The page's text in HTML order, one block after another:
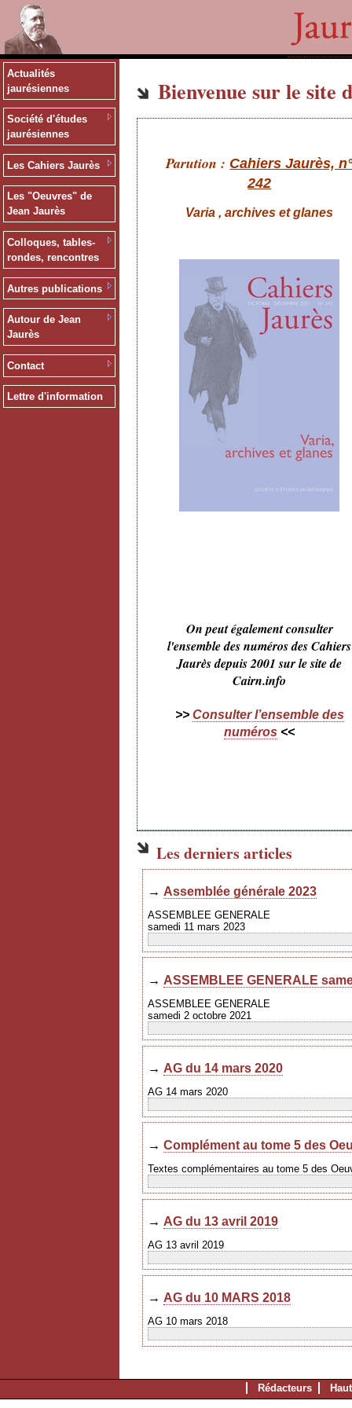
Actualités
jaurésiennes
Société d'études
jaurésiennes
Les Cahiers Jaurès
Les "Oeuvres" de
Jean Jaurès
Colloques, tables-
rondes, rencontres
Autres publications
Autour de Jean
Jaurès
Contact
Lettre d'information
Bienvenue sur le site
Parution : Cahiers Jaurès,
242
Varia , archives et glanes
On peut également consulter
l'ensemble des numéros des Cahiers
Jaurès depuis 2001 sur le site de
Cairn.info
>> Consulter l’ensemble des
numéros <<
Les derniers articles
→ Assemblée générale 2023
ASSEMBLEE GENERALE
samedi 11 mars 2023
→ ASSEMBLEE GENERALE
ASSEMBLEE GENERALE
samedi 2 octobre 2021
→ AG du 14 mars 2020
AG 14 mars 2020
→ Complément au tome 5 des
Textes complémentaires au tome 5 des
→ AG du 13 avril 2019
AG 13 avril 2019
→ AG du 10 MARS 2018
AG 10 mars 2018
Rédacteurs